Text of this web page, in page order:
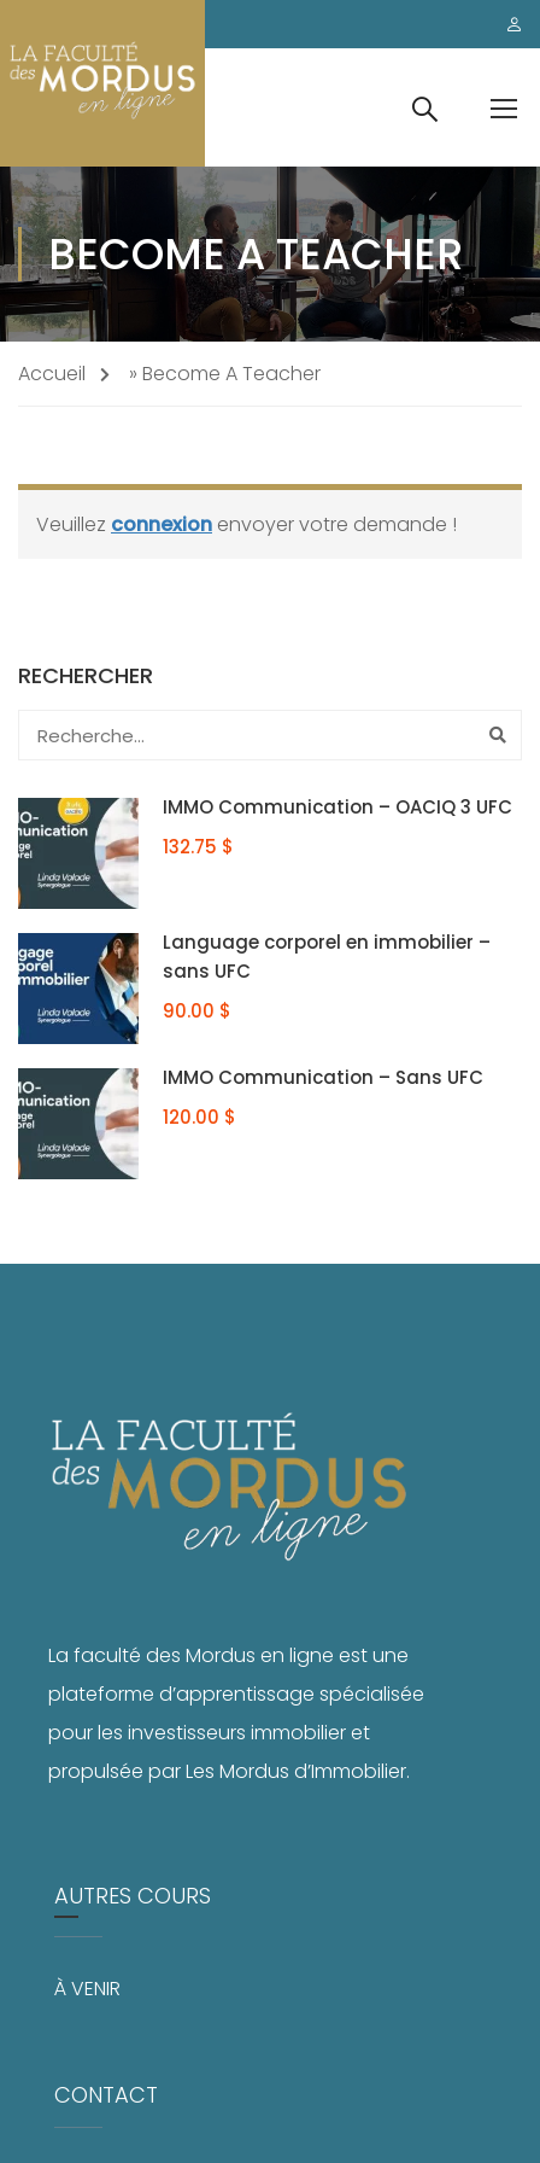
BECOME A TEACHER
Accueil » Become A Teacher
Veuillez connexion envoyer votre demande !
RECHERCHER
IMMO Communication – OACIQ 3 UFC
132.75 $
Language corporel en immobilier –
sans UFC
90.00 $
IMMO Communication – Sans UFC
120.00 $
La faculté des Mordus en ligne est une
plateforme d’apprentissage spécialisée
pour les investisseurs immobilier et
propulsée par Les Mordus d’Immobilier.
AUTRES COURS
À VENIR
CONTACT